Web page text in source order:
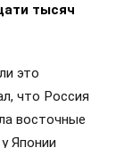
тысяч
это
что Россия
восточные
Японии